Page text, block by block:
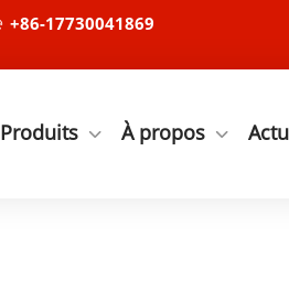
+86-17730041869
Produits À propos